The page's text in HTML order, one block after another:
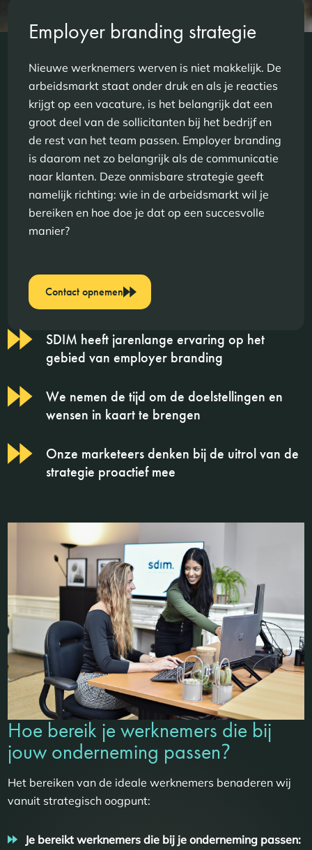
Employer branding strategie
Nieuwe werknemers werven is niet makkelijk. De
arbeidsmarkt staat onder druk en als je reacties
krijgt op een vacature, is het belangrijk dat een
groot deel van de sollicitanten bij het bedrijf en
de rest van het team passen. Employer branding
is daarom net zo belangrijk als de communicatie
naar klanten. Deze onmisbare strategie geeft
namelijk richting: wie in de arbeidsmarkt wil je
bereiken en hoe doe je dat op een succesvolle
manier?
Contact opnemen
SDIM heeft jarenlange ervaring op het
gebied van employer branding
We nemen de tijd om de doelstellingen en
wensen in kaart te brengen
Onze marketeers denken bij de uitrol van de
strategie proactief mee
Hoe bereik je werknemers die bij
jouw onderneming passen?
Het bereiken van de ideale werknemers benaderen wij
vanuit strategisch oogpunt:
Je bereikt werknemers die bij je onderneming passen: